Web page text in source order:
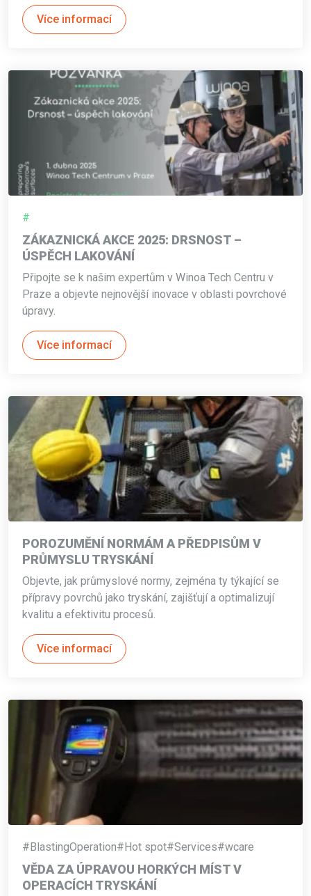
Více informací
#
ZÁKAZNICKÁ AKCE 2025: DRSNOST –
ÚSPĚCH LAKOVÁNÍ
Připojte se k našim expertům v Winoa Tech Centru v
Praze a objevte nejnovější inovace v oblasti povrchové
úpravy.
Více informací
POROZUMĚNÍ NORMÁM A PŘEDPISŮM V
PRŮMYSLU TRYSKÁNÍ
Objevte, jak průmyslové normy, zejména ty týkající se
přípravy povrchů jako tryskání, zajišťují a optimalizují
kvalitu a efektivitu procesů.
Více informací
#BlastingOperation#Hot spot#Services#wcare
VĚDA ZA ÚPRAVOU HORKÝCH MÍST V
OPERACÍCH TRYSKÁNÍ